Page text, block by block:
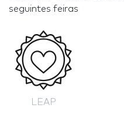
seguintes feiras
LEAP